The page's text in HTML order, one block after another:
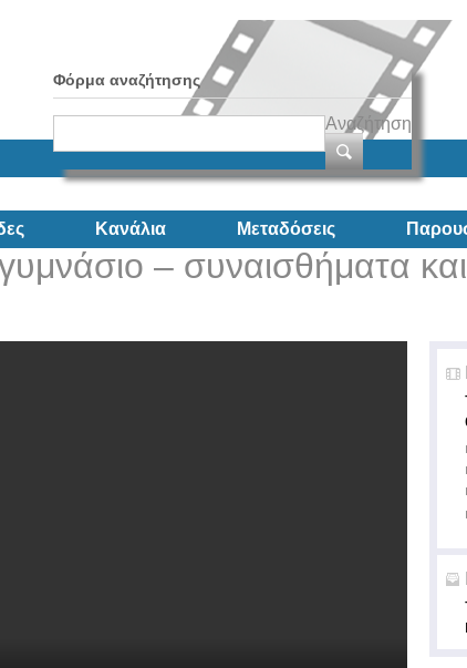
Φόρμα αναζήτησης
Αναζήτηση
Κανάλια Μεταδόσεις
– συναισθήματα και